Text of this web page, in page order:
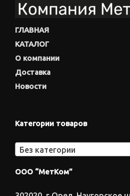
ГЛАВНАЯ
КАТАЛОГ
О компании
Доставка
Новости
Категории товаров
Без категории
ООО “МетКом”